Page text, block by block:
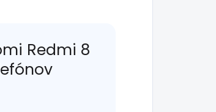
Redmi 8